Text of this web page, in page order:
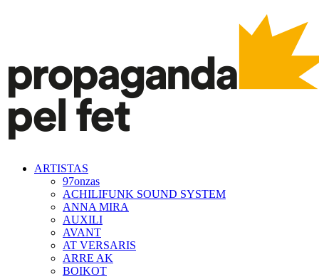
ARTISTAS
97onzas
ACHILIFUNK SOUND SYSTEM
ANNA MIRA
AUXILI
AVANT
AT VERSARIS
ARRE AK
BOIKOT